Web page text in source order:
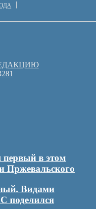
первый в этом
Пржевальского
Видами
поделился